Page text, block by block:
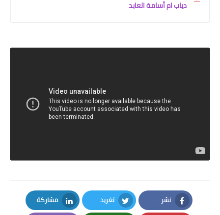
دياب ام أسامة العابد
نشر
Facebook
تغريد
Twitter
مشاركة
LinkedIn